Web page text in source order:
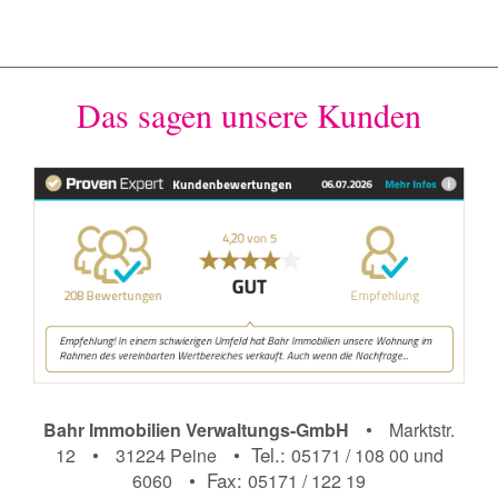
Das sagen unsere Kunden
Bahr Immobilien Verwaltungs-GmbH • Marktstr.
12 • 31224 Peine• Tel.: 05171 / 108 00 und
6060 • Fax: 05171 / 122 19